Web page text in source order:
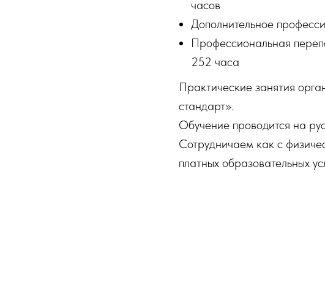
часов
Дополнительное
Профессиональная
252 часа
Практические занятия
стандарт».
Обучение проводится на
Сотрудничаем как с
платных образовательных